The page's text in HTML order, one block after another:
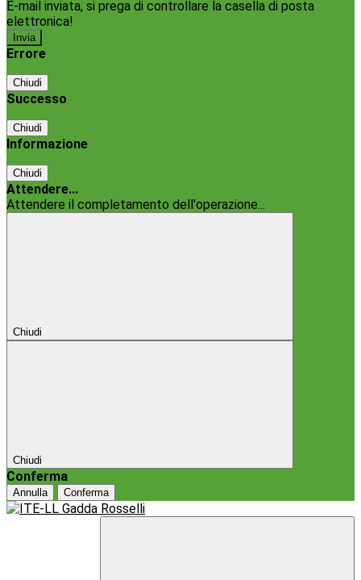
E-mail inviata, si prega di controllare la casella di posta
elettronica!
Errore
Chiudi
Successo
Chiudi
Informazione
Chiudi
Attendere...
Attendere il completamento dell'operazione...
Chiudi
Chiudi
Conferma
Annulla Conferma